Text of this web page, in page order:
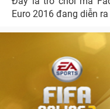
Euro 2016 đang diễn